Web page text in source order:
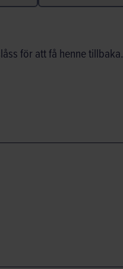
för att få henne tillbaka.